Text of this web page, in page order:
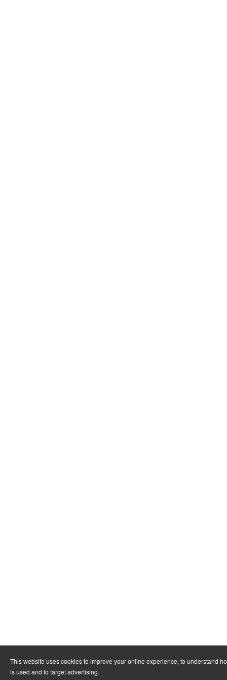
This website uses cookies to improve your online experience, to understand
is used and to target advertising.